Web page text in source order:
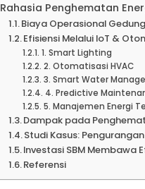
Rahasia Penghematan
Biaya Operasional
Efisiensi Melalui IoT &
1. Smart Lighting
2. Otomatisasi HVAC
3. Smart Water
4. Predictive
5. Manajemen Energi
Dampak pada
Studi Kasus:
Investasi SBM Membawa
Referensi